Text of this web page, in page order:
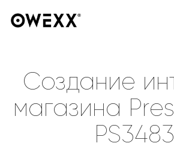
Создание
магазина
PS3483